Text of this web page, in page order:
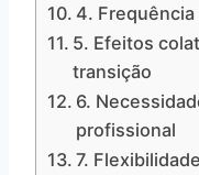
4.
5. Efeitos
transição
6.
profissional
7.